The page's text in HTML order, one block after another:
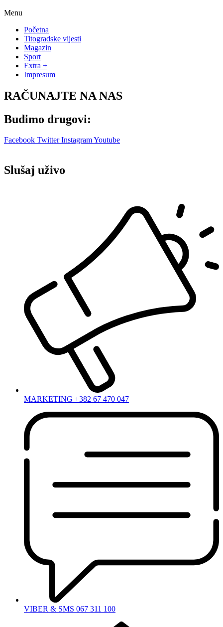
Menu
Početna
Titogradske vijesti
Magazin
Sport
Extra +
Impresum
RAČUNAJTE NA NAS
Budimo drugovi:
Facebook Twitter InstagramYoutube
Slušaj uživo
MARKETING +382 67 470 047
VIBER & SMS 067 311 100